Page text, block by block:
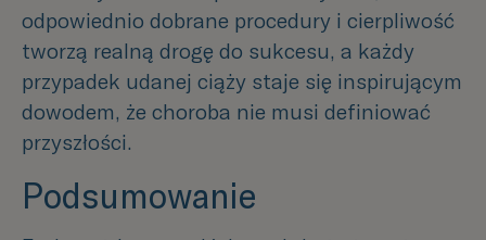
odpowiednio dobrane procedury i cierpliwość
tworzą realną drogę do sukcesu, a każdy
przypadek udanej ciąży staje się inspirującym
dowodem, że choroba nie musi definiować
przyszłości.
Podsumowanie